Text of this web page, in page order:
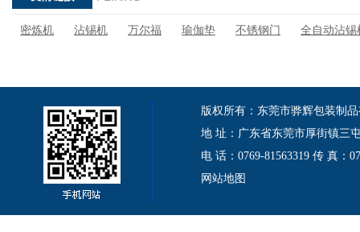
密炼机 沾锡机 万尔福 瑜伽垫 不锈钢门 全自动沾锡
版权所有：东莞市骅辉包装制品
地 址：广东省东莞市厚街镇三
电 话：0769-81563319 传 真：
网站地图